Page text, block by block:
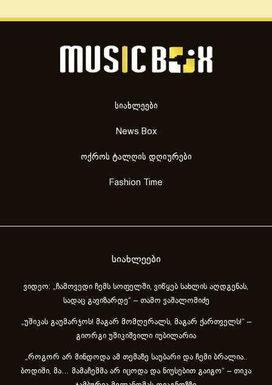
სიახლეები
News Box
ოქროს ტალღის დღიურები
Fashion Time
სიახლეები
ვიდეო: „ჩამოვედი ჩემს სოფელში, ვიწყებ სახლის აღდგენას,
სადაც გავიზარდე“ – თამო ვაშალომიძე
„უშიკას გაუმარჯოს! მაგარ მომღერალს, მაგარ ქართველს!“ –
გიორგი უშიკიშვილი იუბილარია
„როგორ არ მინდოდა ამ თემაზე საუბარი და ჩემი ბრალია..
ბოდიში, მა… მამაჩემმა არ იცოდა და ნიუსებით გაიგო“ – თიკა